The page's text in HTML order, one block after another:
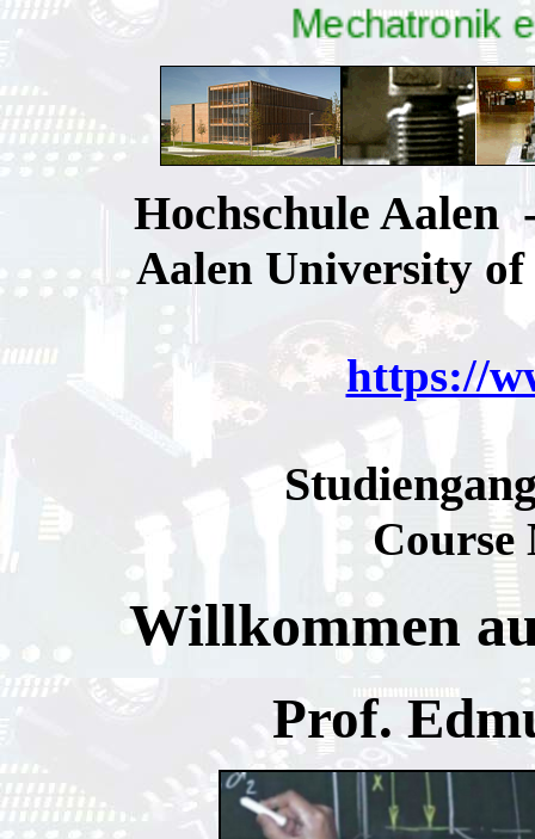
Mechatronik
Hochschule Aalen
Aalen University of
https://
Course
Willkommen
Prof.